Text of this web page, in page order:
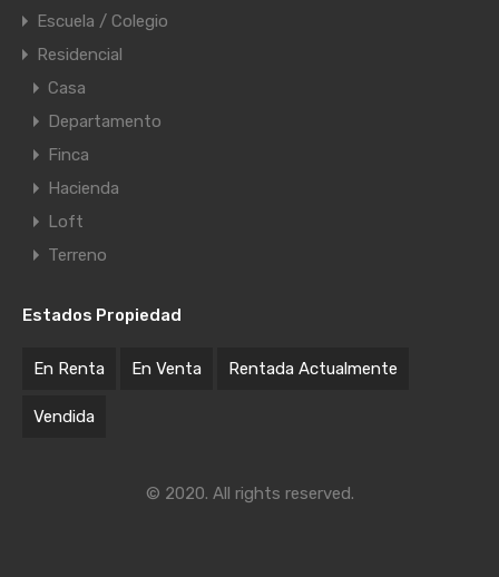
Escuela / Colegio
Residencial
Casa
Departamento
Finca
Hacienda
Loft
Terreno
Estados Propiedad
En Renta En Venta Rentada Actualmente
Vendida
© 2020. All rights reserved.